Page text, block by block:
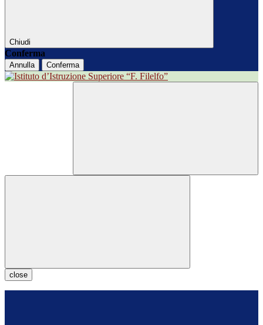
Chiudi
Conferma
Annulla Conferma
close